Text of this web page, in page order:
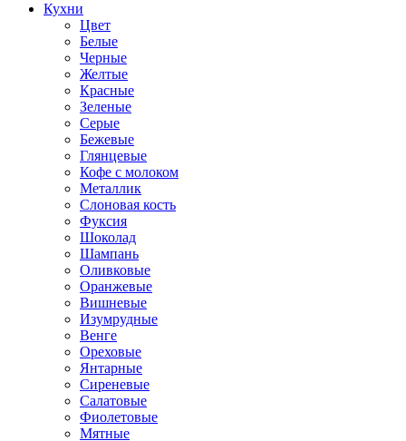
Кухни
Цвет
Белые
Черные
Желтые
Красные
Зеленые
Серые
Бежевые
Глянцевые
Кофе с молоком
Металлик
Слоновая кость
Фуксия
Шоколад
Шампань
Оливковые
Оранжевые
Вишневые
Изумрудные
Венге
Ореховые
Янтарные
Сиреневые
Салатовые
Фиолетовые
Мятные